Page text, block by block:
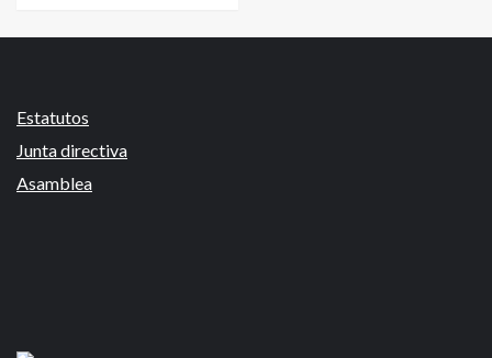
Estatutos
Junta directiva
Asamblea